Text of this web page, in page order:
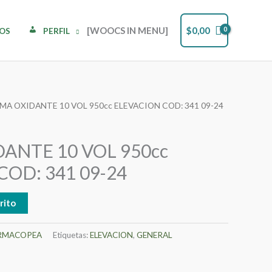
PERFIL [WOOCS IN MENU] $0,00
OXIDANTE 10 VOL 950cc ELEVACION COD: 341 09-24
10 VOL 950cc
341 09-24
Etiquetas:ELEVACION, GENERAL